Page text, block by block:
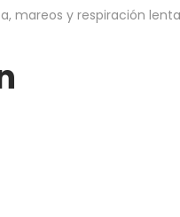
mareos y respiración